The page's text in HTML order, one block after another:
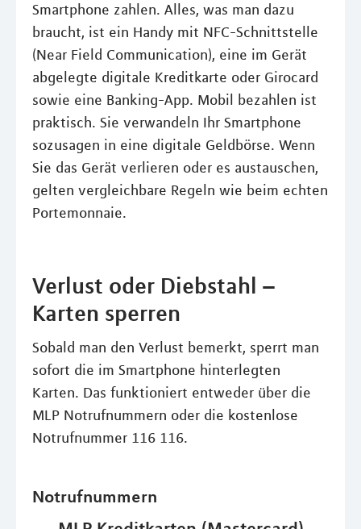
Smartphone zahlen. Alles, was man dazu
braucht, ist ein Handy mit NFC-Schnittstelle
(Near Field Communication), eine im Gerät
abgelegte digitale Kreditkarte oder Girocard
sowie eine Banking-App. Mobil bezahlen ist
praktisch. Sie verwandeln Ihr Smartphone
sozusagen in eine digitale Geldbörse. Wenn
Sie das Gerät verlieren oder es austauschen,
gelten vergleichbare Regeln wie beim echten
Portemonnaie.
Verlust oder Diebstahl –
Karten sperren
Sobald man den Verlust bemerkt, sperrt man
sofort die im Smartphone hinterlegten
Karten. Das funktioniert entweder über die
MLP Notrufnummern oder die kostenlose
Notrufnummer 116 116.
Notrufnummern